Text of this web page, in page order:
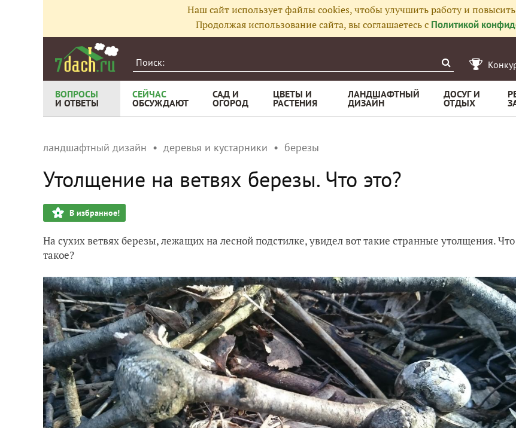
Наш сайт использует файлы cookies, чтобы улучшить работу и
Продолжая использование сайта, вы соглашаетесь с Политикой
ВОПРОСЫ
И ОТВЕТЫ
СЕЙЧАС
ОБСУЖДАЮТ
САД И
ОГОРОД
ЦВЕТЫ И
РАСТЕНИЯ
ЛАНДШАФТНЫЙ
ДИЗАЙН
ДОСУГ И
ОТДЫХ
ландшафтный дизайн деревья и кустарники березы
Утолщение на ветвях березы. Что это?
В избранное!
На сухих ветвях березы, лежащих на лесной подстилке, увидел вот такие странные утолщения. Что
такое?